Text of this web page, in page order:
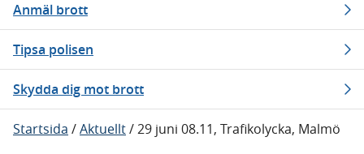
Anmäl brott
Tipsa polisen
Skydda dig mot brott
Startsida /Aktuellt/29 juni 08.11, Trafikolycka, Malmö